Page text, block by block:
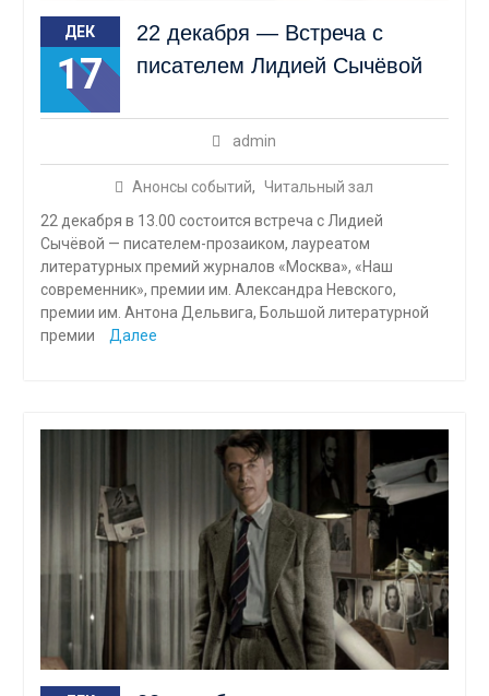
ДЕК
17
22 декабря — Встреча с
писателем Лидией Сычёвой
admin
Анонсы событий, Читальный зал
22 декабря в 13.00 состоится встреча с Лидией
Сычёвой — писателем-прозаиком, лауреатом
литературных премий журналов «Москва», «Наш
современник», премии им. Александра Невского,
премии им. Антона Дельвига, Большой литературной
премии
Далее